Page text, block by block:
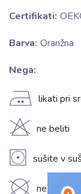
Certifikati:
Barva: Oranžna
Nega:
E likati pri
H ne beliti
V sušite v
ne